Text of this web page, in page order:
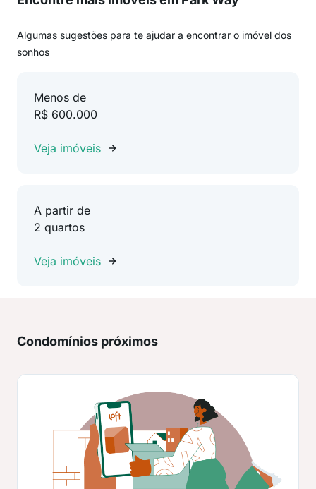
Algumas sugestões para te ajudar a encontrar o imóvel dos
sonhos
Menos de
R$ 600.000
Veja imóveis
A partir de
2 quartos
Veja imóveis
Condomínios próximos